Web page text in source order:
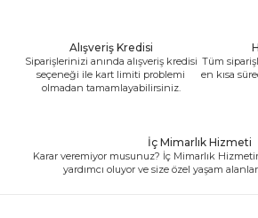
Alışveriş Kredisi
Siparişlerinizi anında alışveriş kredisi
seçeneği ile kart limiti problemi
olmadan tamamlayabilirsiniz.
Tüm
en kısa
İç Mimarlık Hizmeti
Karar veremiyor musunuz? İç Mimarlık
yardımcı oluyor ve size özel yaşam